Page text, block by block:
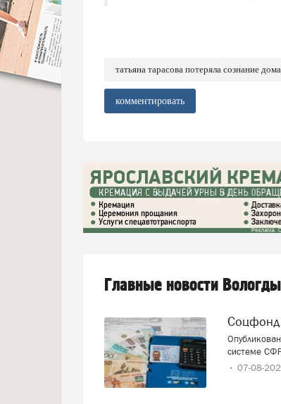
татьяна тарасова потеряла сознание дома
комментировать
Главные новости
системе
07-08-